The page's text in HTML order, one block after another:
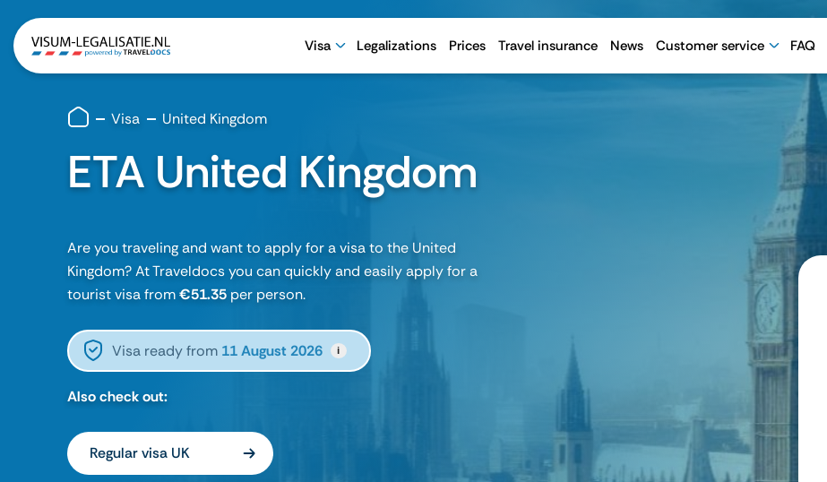
Visa Legalizations Prices Travel insurance News Customer service FAQ
Visa United Kingdom
ETA United Kingdom
Are you traveling and want to apply for a visa to the United
Kingdom? At Traveldocs you can quickly and easily apply for a
tourist visa from€51.35 per person.
Visa ready from 11 August 2026 i
Also check out:
Regular visa UK